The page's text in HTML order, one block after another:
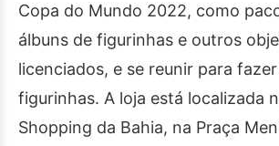
Copa do Mundo 2022, como
álbuns de figurinhas e outros
licenciados, e se reunir para
figurinhas. A loja está localizada
Shopping da Bahia, na Praça